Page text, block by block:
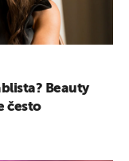
Beauty
često